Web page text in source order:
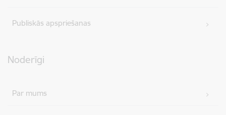
Publiskās apspriešanas
Noderīgi
Par mums